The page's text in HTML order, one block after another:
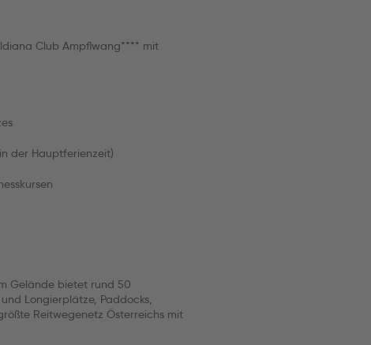
Club Ampflwang**** mit
der Hauptferienzeit)
Gelände bietet rund 50
Longierplätze, Paddocks,
Reitwegenetz Österreichs mit